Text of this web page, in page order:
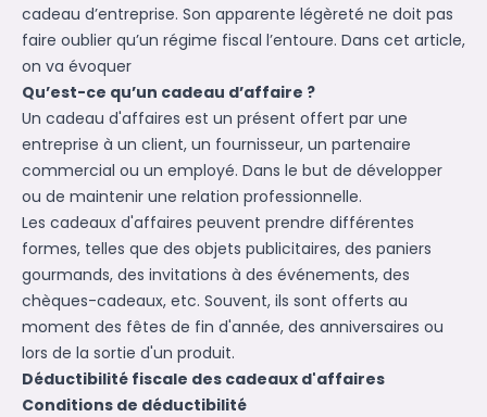
cadeau d’entreprise. Son apparente légèreté ne doit pas
faire oublier qu’un régime fiscal l’entoure. Dans cet article,
on va évoquer
Qu’est-ce qu’un cadeau d’affaire ?
Un cadeau d'affaires est un présent offert par une
entreprise à un client, un fournisseur, un partenaire
commercial ou un employé. Dans le but de développer
ou de maintenir une relation professionnelle.
Les cadeaux d'affaires peuvent prendre différentes
formes, telles que des objets publicitaires, des paniers
gourmands, des invitations à des événements, des
chèques-cadeaux, etc. Souvent, ils sont offerts au
moment des fêtes de fin d'année, des anniversaires ou
lors de la sortie d'un produit.
Déductibilité fiscale des cadeaux d'affaires
Conditions de déductibilité